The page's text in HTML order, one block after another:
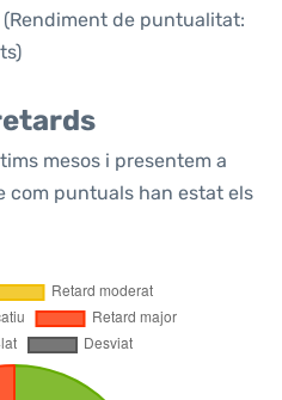
(Rendiment de puntualitat:
mesos i presentem a
com puntuals han estat els